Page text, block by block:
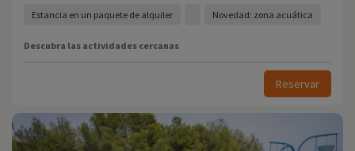
Estancia en un paquete de alquiler Novedad: zona acuática
Descubra las actividades cercanas
Reservar